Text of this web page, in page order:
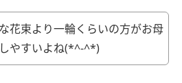
花束より一輪くらいの方がお母
やすいよね(*^-^*)